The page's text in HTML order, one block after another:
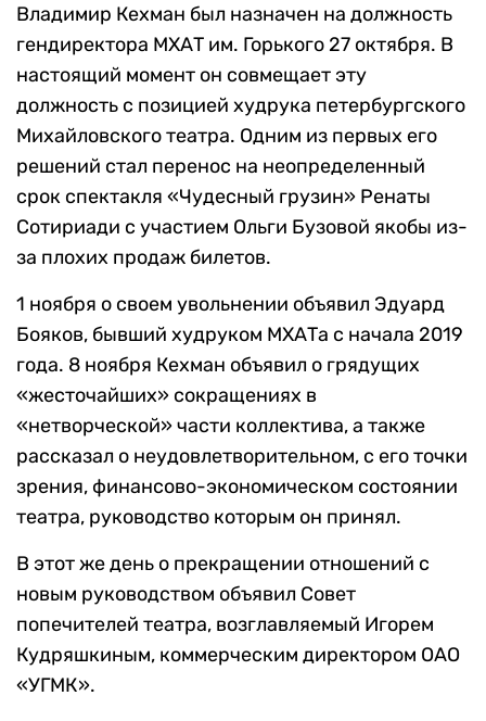
Владимир Кехман был назначен на должность
гендиректора МХАТ им. Горького 27 октября. В
настоящий момент он совмещает эту
должность с позицией худрука петербургского
Михайловского театра. Одним из первых его
решений стал перенос на неопределенный
срок спектакля «Чудесный грузин» Ренаты
Сотириади с участием Ольги Бузовой якобы из-
за плохих продаж билетов.
1 ноября о своем увольнении объявил Эдуард
Бояков, бывший худруком МХАТа с начала 2019
года. 8 ноября Кехман объявил о грядущих
«жесточайших» сокращениях в
«нетворческой» части коллектива, а также
рассказал о неудовлетворительном, с его точки
зрения, финансово-экономическом состоянии
театра, руководство которым он принял.
В этот же день о прекращении отношений с
новым руководством объявил Совет
попечителей театра, возглавляемый Игорем
Кудряшкиным, коммерческим директором ОАО
«УГМК».